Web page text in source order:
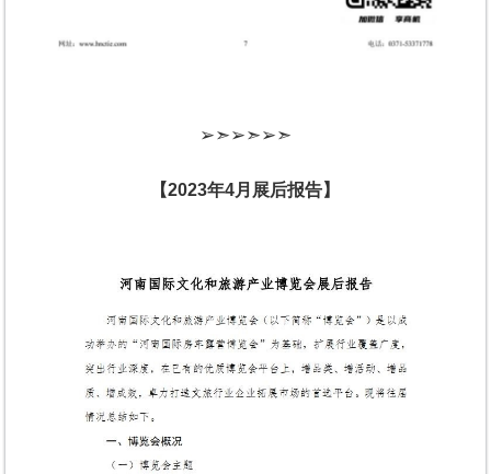
➢➣➢➣➢➣
【2023年4月展后报告】